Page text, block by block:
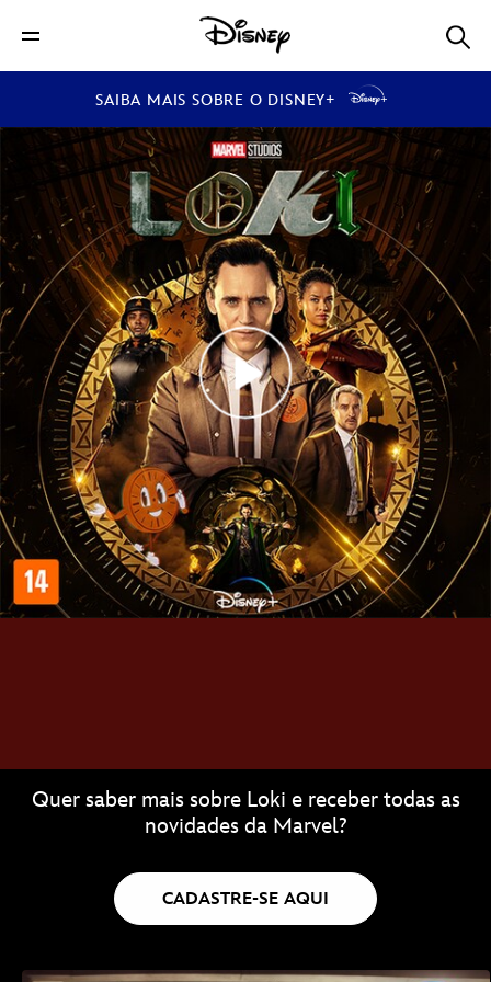
SAIBA MAIS SOBRE O DISNEY+
Quer saber mais sobre Loki e receber todas as
novidades da Marvel?
CADASTRE-SE AQUI